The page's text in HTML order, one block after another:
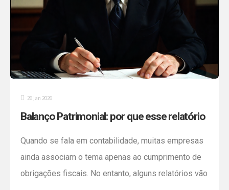
26 jan 2026
Balanço Patrimonial: por que esse relatório
Quando se fala em contabilidade, muitas empresas
ainda associam o tema apenas ao cumprimento de
obrigações fiscais. No entanto, alguns relatórios vão